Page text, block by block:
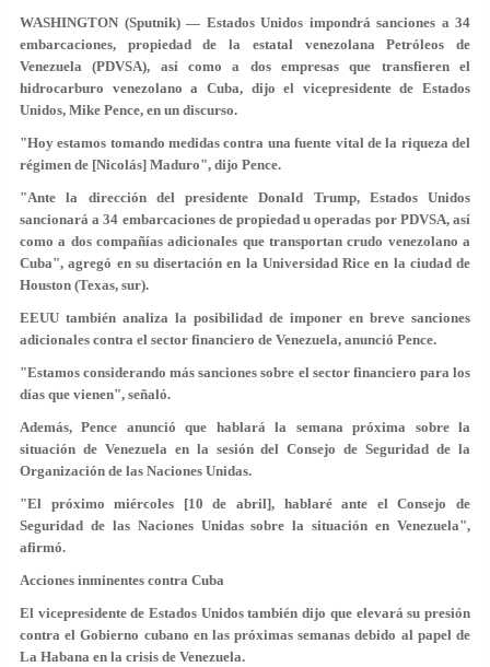
WASHINGTON (Sputnik) — Estados Unidos impondrá sanciones a 34
embarcaciones, propiedad de la estatal venezolana Petróleos de
Venezuela (PDVSA), así como a dos empresas que transfieren el
hidrocarburo venezolano a Cuba, dijo el vicepresidente de Estados
Unidos, Mike Pence, en un discurso.
"Hoy estamos tomando medidas contra una fuente vital de la riqueza del
régimen de [Nicolás] Maduro", dijo Pence.
"Ante la dirección del presidente Donald Trump, Estados Unidos
sancionará a 34 embarcaciones de propiedad u operadas por PDVSA, así
como a dos compañías adicionales que transportan crudo venezolano a
Cuba", agregó en su disertación en la Universidad Rice en la ciudad de
Houston (Texas, sur).
EEUU también analiza la posibilidad de imponer en breve sanciones
adicionales contra el sector financiero de Venezuela, anunció Pence.
"Estamos considerando más sanciones sobre el sector financiero para los
días que vienen", señaló.
Además, Pence anunció que hablará la semana próxima sobre la
situación de Venezuela en la sesión del Consejo de Seguridad de la
Organización de las Naciones Unidas.
"El próximo miércoles [10 de abril], hablaré ante el Consejo de
Seguridad de las Naciones Unidas sobre la situación en Venezuela",
afirmó.
Acciones inminentes contra Cuba
El vicepresidente de Estados Unidos también dijo que elevará su presión
contra el Gobierno cubano en las próximas semanas debido al papel de
La Habana en la crisis de Venezuela.